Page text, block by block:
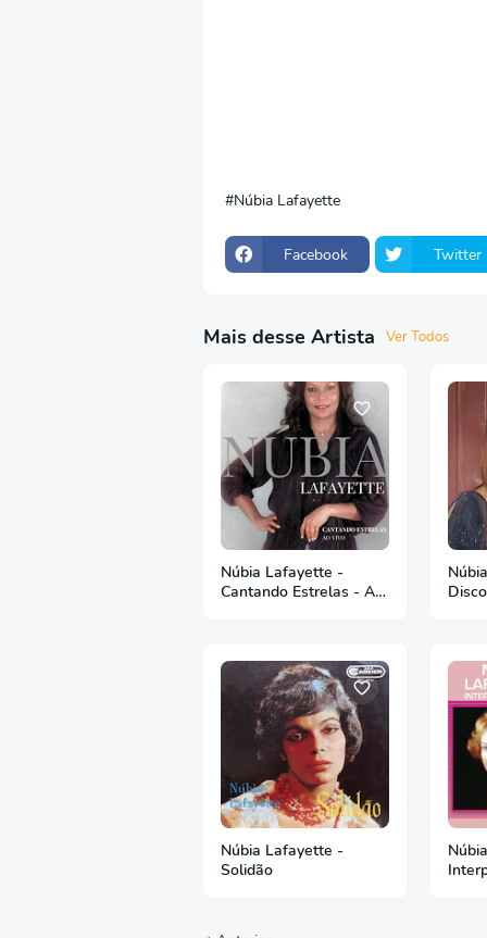
Núbia Lafayette
Facebook Twitter
Mais desse Artista Ver Todos
Núbia Lafayette -
Cantando Estrelas - Ao
Núbia Lafayette -
Solidão